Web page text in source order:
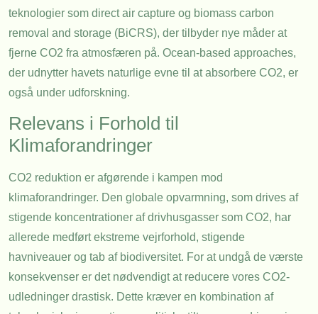
teknologier som direct air capture og biomass carbon
removal and storage (BiCRS), der tilbyder nye måder at
fjerne CO2 fra atmosfæren på. Ocean-based approaches,
der udnytter havets naturlige evne til at absorbere CO2, er
også under udforskning.
Relevans i Forhold til
Klimaforandringer
CO2 reduktion er afgørende i kampen mod
klimaforandringer. Den globale opvarmning, som drives af
stigende koncentrationer af drivhusgasser som CO2, har
allerede medført ekstreme vejrforhold, stigende
havniveauer og tab af biodiversitet. For at undgå de værste
konsekvenser er det nødvendigt at reducere vores CO2-
udledninger drastisk. Dette kræver en kombination af